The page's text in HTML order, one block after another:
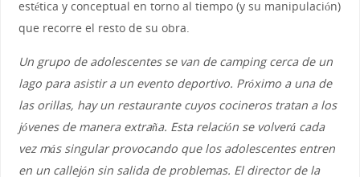
estética y conceptual en torno al tiempo (y su manipulación)
que recorre el resto de su obra.
Un grupo de adolescentes se van de camping cerca de un
lago para asistir a un evento deportivo. Próximo a una de
las orillas, hay un restaurante cuyos cocineros tratan a los
jóvenes de manera extraña. Esta relación se volverá cada
vez más singular provocando que los adolescentes entren
en un callejón sin salida de problemas. El director de la